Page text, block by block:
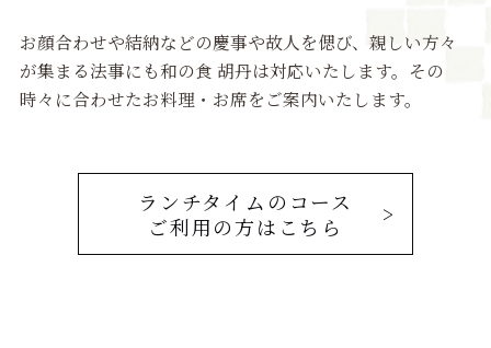
お顔合わせや結納などの慶事や故人を偲び、親しい方々
が集まる法事にも和の食 胡丹は対応いたします。その
時々に合わせたお料理・お席をご案内いたします。
ランチタイムのコース
ご利用の方はこちら